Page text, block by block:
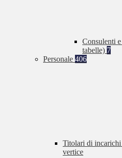
Consulenti
tabelle) 7
Personale 406
Titolari di
vertice